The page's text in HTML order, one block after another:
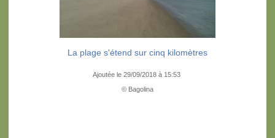
La plage s'étend sur cinq kilomètres
Ajoutée le 29/09/2018 à 15:53
© Bagolina